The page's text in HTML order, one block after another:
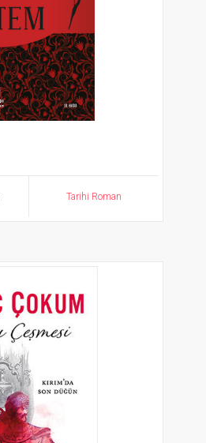
Tarihi Roman